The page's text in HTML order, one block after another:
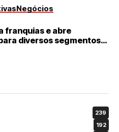
Negócios
franquias e abre
diversos segmentos
239
192